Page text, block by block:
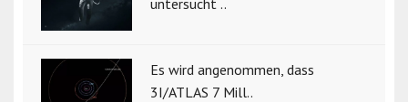
untersucht ..
Es wird angenommen, dass
3I/ATLAS 7 Mill..